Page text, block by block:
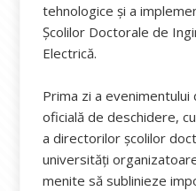
tehnologice și a
Școlilor Doctorale de
Electrică.
Prima zi a
oficială de deschidere,
a directorilor școlilor
universități
menite să sublinieze